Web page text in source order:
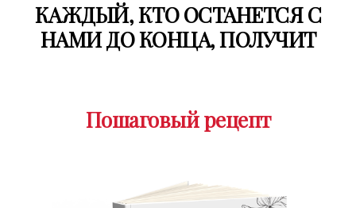
КАЖДЫЙ, КТО ОСТАНЕТСЯ С
НАМИ ДО КОНЦА, ПОЛУЧИТ
Пошаговый рецепт